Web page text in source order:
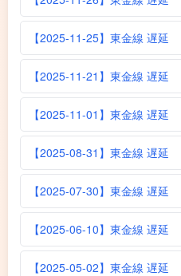
【2025-11-25】東金線 遅延
【2025-11-21】東金線 遅延
【2025-11-01】東金線 遅延
【2025-08-31】東金線 遅延
【2025-07-30】東金線 遅延
【2025-06-10】東金線 遅延
【2025-05-02】東金線 遅延